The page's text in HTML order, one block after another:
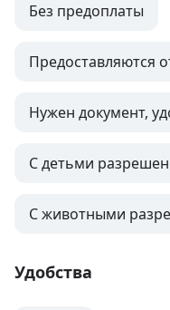
Без предоплаты
Предоставляются
Нужен документ,
С детьми
С животными
Удобства